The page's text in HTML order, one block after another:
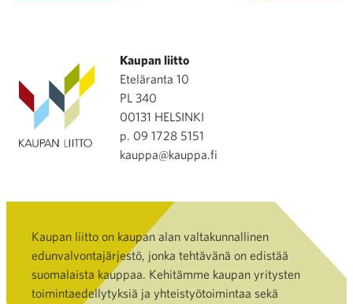
Kaupan liitto
Eteläranta 10
PL 340
00131 HELSINKI
p. 09 1728 5151
kauppa@kauppa.fi
Kaupan liitto on kaupan alan valtakunnallinen
edunvalvontajärjestö, jonka tehtävänä on edistää
suomalaista kauppaa. Kehitämme kaupan yritysten
toimintaedellytyksiä ja yhteistyötoimintaa sekä